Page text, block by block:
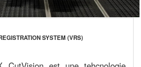
SYSTEM (VRS)